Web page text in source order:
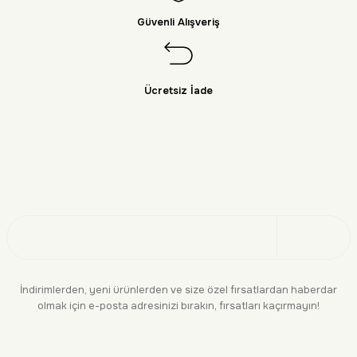
Güvenli Alışveriş
Ücretsiz İade
İndirimlerden, yeni ürünlerden ve size özel fırsatlardan haberdar
olmak için e-posta adresinizi bırakın, fırsatları kaçırmayın!